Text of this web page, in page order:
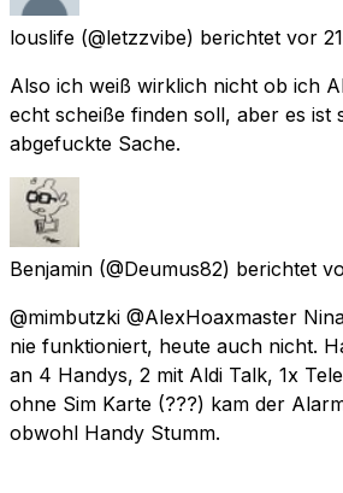
louslife (@letzzvibe) berichtet vor
Also ich weiß wirklich nicht ob ich
echt scheiße finden soll, aber es ist
abgefuckte Sache.
Benjamin (@Deumus82) berichtet
@mimbutzki @AlexHoaxmaster
nie funktioniert, heute auch nicht.
an 4 Handys, 2 mit Aldi Talk, 1x
ohne Sim Karte (???) kam der
obwohl Handy Stumm.